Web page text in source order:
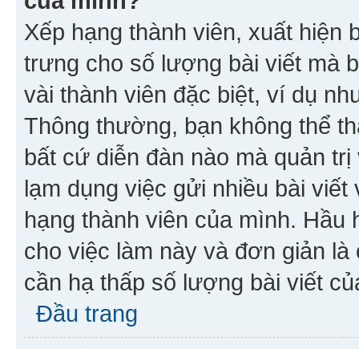
Xếp hạng thành viên, xuất
trưng cho số lượng bài viết mà
vài thành viên đặc biệt, ví dụ
Thông thường, bạn không thể
bất cứ diễn đàn nào mà quản
lạm dụng việc gửi nhiều bài
hạng thành viên của mình. Hầu
cho việc làm này và đơn giản
cần hạ thấp số lượng bài viết
Đầu trang